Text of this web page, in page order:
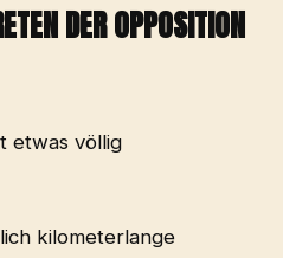
DER OPPOSITION
etwas völlig
kilometerlange